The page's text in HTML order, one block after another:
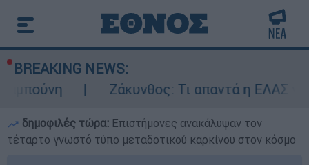
BREAKING NEWS:
Ζάκυνθος: Τι απαντά η ΕΛΑΣ για τους 8
δημοφιλές τώρα: Επιστήμονες ανακάλυψαν τον
τέταρτο γνωστό τύπο μεταδοτικού καρκίνου στον κόσμο